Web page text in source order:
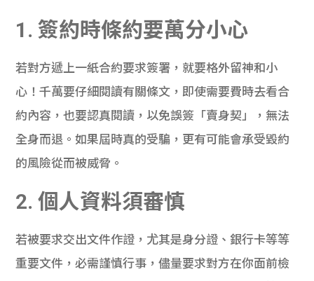
1. 簽約時條約要萬分小心
若對方遞上一紙合約要求簽署，就要格外留神和小
心！千萬要仔細閱讀有關條文，即使需要費時去看合
約內容，也要認真閱讀，以免誤簽「賣身契」，無法
全身而退。如果屆時真的受騙，更有可能會承受毀約
的風險從而被威脅。
2. 個人資料須審慎
若被要求交出文件作證，尤其是身分證、銀行卡等等
重要文件，必需謹慎行事，儘量要求對方在你面前檢